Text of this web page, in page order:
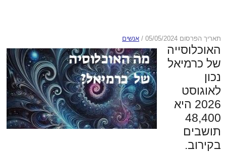
תאריך הפרסום 05/05/2024 / אנשים
האוכלוסייה
של כרמיאל
נכון
לאוגוסט
2026 היא
48,400
תושבים
בקירוב.